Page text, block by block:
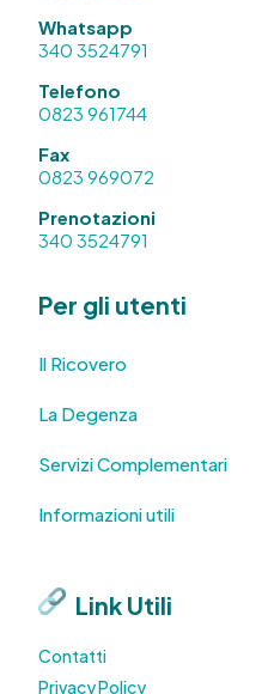
Whatsapp
340 3524791
Telefono
0823 961744
Fax
0823 969072
Prenotazioni
340 3524791
Per gli utenti
Il Ricovero
La Degenza
Servizi Complementari
Informazioni utili
Link Utili
Contatti
Privacy Policy